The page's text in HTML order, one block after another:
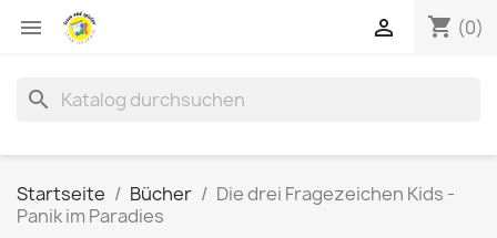
 shopping_cart (0)

search
Startseite Bücher
Die drei Fragezeichen Kids -
Panik im Paradies